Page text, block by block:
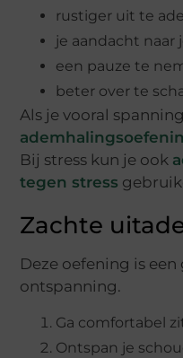
rustiger uit te
je aandacht naar
een pauze te
beter over te
Als je vooral
Bij stress kun je ook
tegen stress
Zachte
Deze oefening is
ontspanning.
Ga comfortabel
Ontspan je